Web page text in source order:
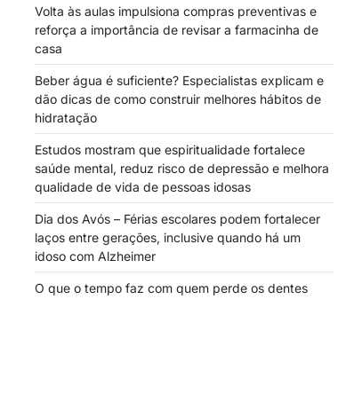
Volta às aulas impulsiona compras preventivas e
reforça a importância de revisar a farmacinha de
casa
Beber água é suficiente? Especialistas explicam e
dão dicas de como construir melhores hábitos de
hidratação
Estudos mostram que espiritualidade fortalece
saúde mental, reduz risco de depressão e melhora
qualidade de vida de pessoas idosas
Dia dos Avós – Férias escolares podem fortalecer
laços entre gerações, inclusive quando há um
idoso com Alzheimer
O que o tempo faz com quem perde os dentes